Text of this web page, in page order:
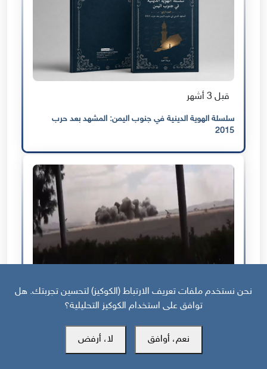
قبل 3 أشهر
سلسلة الهوية الدينية في جنوب اليمن: المشهد بعد حرب
2015
قبل 19 يوم
طبول الحرب تُقرع مجددًا في اليمن
نحن نستخدم ملفات تعريف الارتباط (الكوكيز) لتحسين تجربتك. هل
توافق على استخدام الكوكيز التحليلية؟
نعم، أوافق لا، أرفض